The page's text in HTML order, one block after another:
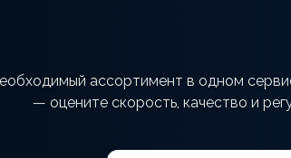
ассортимент в одном
— оцените скорость, качество и